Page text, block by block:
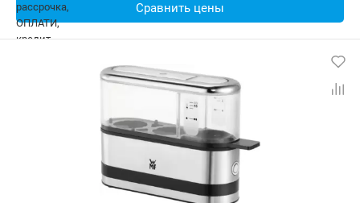
Сравнить цены